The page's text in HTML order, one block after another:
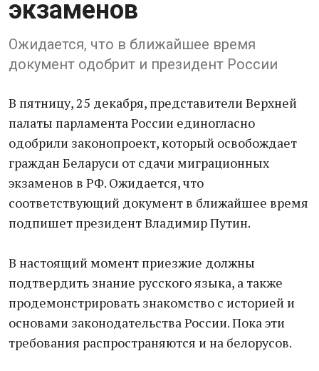
экзаменов
Ожидается, что в ближайшее время
документ одобрит и президент России
В пятницу, 25 декабря, представители Верхней
палаты парламента России единогласно
одобрили законопроект, который освобождает
граждан Беларуси от сдачи миграционных
экзаменов в РФ. Ожидается, что
соответствующий документ в ближайшее время
подпишет президент Владимир Путин.
В настоящий момент приезжие должны
подтвердить знание русского языка, а также
продемонстрировать знакомство с историей и
основами законодательства России. Пока эти
требования распространяются и на белорусов.